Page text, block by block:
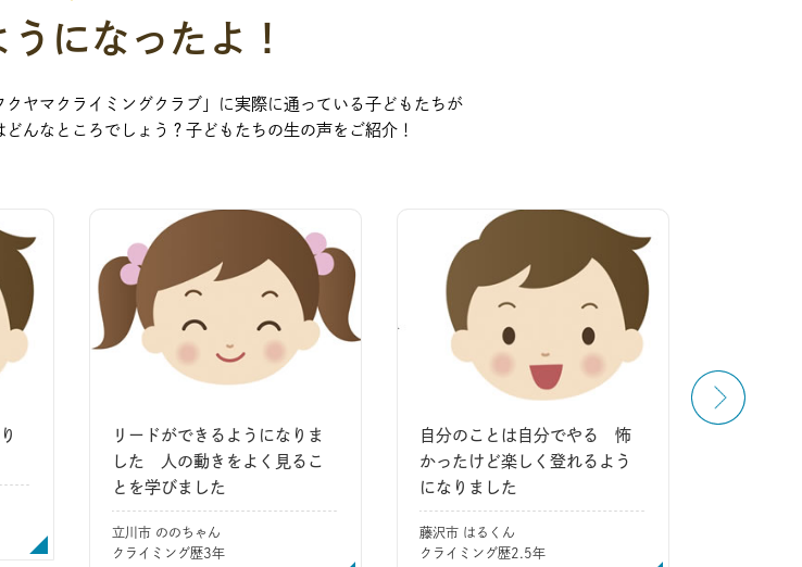
になったよ！
ヤマクライミングクラブ」に実際に通っている子どもたちが
んなところでしょう？子どもたちの生の声をご紹介！
リードができるようになりま
した 人の動きをよく見るこ
とを学びました
立川市 ののちゃん
クライミング歴3年
自分のことは自分でやる 怖
かったけど楽しく登れるよう
になりました
藤沢市 はるくん
クライミング歴2.5年